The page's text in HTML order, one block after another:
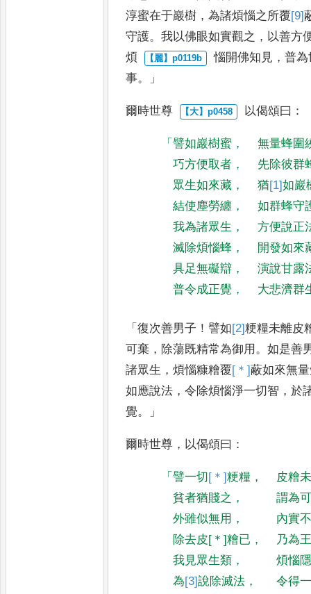
淳蜜在于巖樹 ，為諸煩惱之所覆[9]
守護。我以佛眼如實觀之 ， 以善方
煩
惱開佛知見 ，普
事。」
爾時世尊 以偈頌曰 ：
「譬如巖樹蜜 ，
無量蜂圍
巧方便取者 ，
先除彼群
眾生如來藏 ， 猶[1]如巖
結使塵勞纏 ，
如群蜂守
我為諸眾生 ，
方便說正
滅除煩惱蜂 ，
開發如來
具足無礙辯 ，
演說甘露
普令成正覺 ， 大悲濟群
「復次善男子 ！譬如[2]粳糧未離皮
可棄 ， 除蕩既精常為御用 。如是善
諸眾生 ，煩惱糠糩覆[＊]蔽如來無
如應說法 ，令除煩惱淨一切智 ，於
覺。」
爾時世尊 ， 以偈頌曰 ：
「譬一切[＊]粳糧 ，
皮糩
貧者猶賤之 ，
謂為
外雖似無用 ，
內實
除去皮[＊]糩已 ，
乃為
我見眾生類 ，
煩惱
為[3]說除滅法 ，
令得